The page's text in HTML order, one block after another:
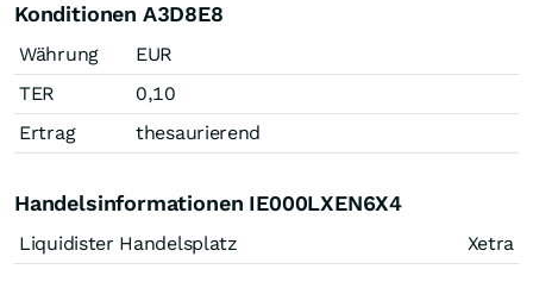
Konditionen A3D8E8
Währung
EUR
TER
0,10
Ertrag
thesaurierend
Handelsinformationen IE000LXEN6X4
Liquidister Handelsplatz Xetra